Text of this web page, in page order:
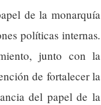
de la monarquía
políticas internas.
junto con la
de fortalecer la
del papel de la